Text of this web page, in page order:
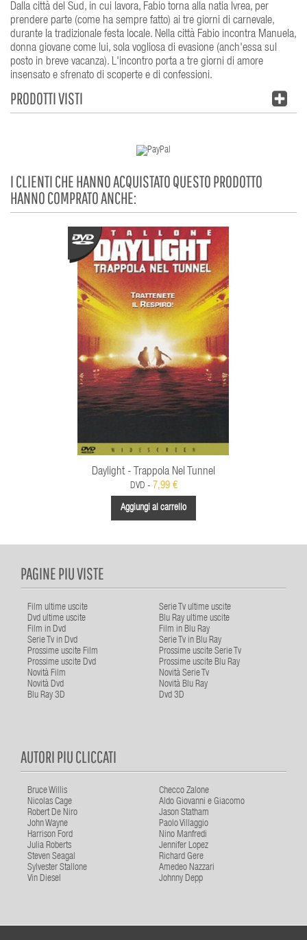
Dalla città del Sud, in cui lavora, Fabio torna alla natia Ivrea, per
prendere parte (come ha sempre fatto) ai tre giorni di carnevale,
durante la tradizionale festa locale. Nella città Fabio incontra Manuela,
donna giovane come lui, sola vogliosa di evasione (anch'essa sul
posto in breve vacanza). L'incontro porta a tre giorni di amore
insensato e sfrenato di scoperte e di confessioni.
PRODOTTI VISTI
I CLIENTI CHE HANNO ACQUISTATO QUESTO PRODOTTO
HANNO COMPRATO ANCHE:
Daylight - Trappola Nel Tunnel
DVD - 7,99 €
Aggiungi al carrello
PAGINE PIU VISTE
Film ultime uscite
Serie Tv ultime uscite
Dvd ultime uscite
Blu Ray ultime uscite
Film in Dvd
Film in Blu Ray
Serie Tv in Dvd
Serie Tv in Blu Ray
Prossime uscite Film
Prossime uscite Serie Tv
Prossime uscite Dvd
Prossime uscite Blu Ray
Novità Film
Novità Serie Tv
Novità Dvd
Novità Blu Ray
Blu Ray 3D
Dvd 3D
AUTORI PIU CLICCATI
Bruce Willis
Checco Zalone
Nicolas Cage
Aldo Giovanni e Giacomo
Robert De Niro
Jason Statham
John Wayne
Paolo Villaggio
Harrison Ford
Nino Manfredi
Julia Roberts
Jennifer Lopez
Steven Seagal
Richard Gere
Sylvester Stallone
Amedeo Nazzari
Vin Diesel
Johnny Depp